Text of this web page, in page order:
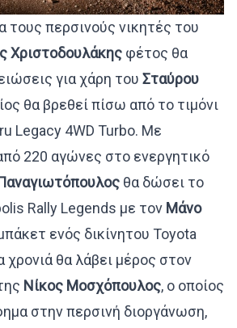
τους περσινούς νικητές του
Χριστοδουλάκης φέτος θα
για χάρη του Σταύρου
θα βρεθεί πίσω από το τιμόνι
Legacy 4WD Turbo. Με
220 αγώνες στο ενεργητικό
θα δώσει το
Rally Legends με τον Μάνο
ενός δικίνητου Toyota
χρονιά θα λάβει μέρος στον
Νίκος Μοσχόπουλος, ο οποίος
στην περσινή διοργάνωση,